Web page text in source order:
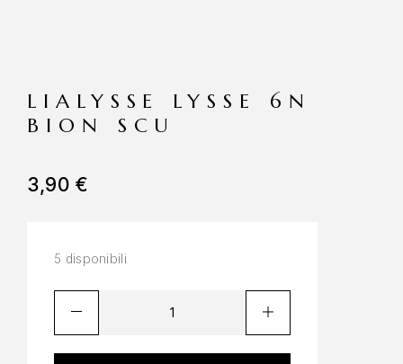
LIALYSSE LYSSE 6N
BION SCU
3,90€
5 disponibili